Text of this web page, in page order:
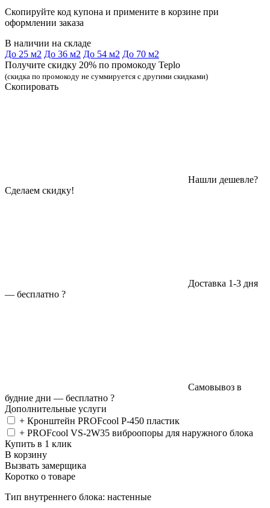
Скопируйте код купона и примените в корзине при
оформлении заказа
В наличии на складе
До 25 м2 До 36 м2 До 54 м2 До 70 м2
Получите скидку 20% по промокоду Teplo
(скидка по промокоду не суммируется с другими скидками)
Скопировать
Нашли дешевле?
Сделаем скидку!
Доставка 1-3 дня
— бесплатно ?
Самовывоз в
будние дни — бесплатно ?
Дополнительные услуги
+ Кронштейн PROFcool P-450 пластик
+ PROFcool VS-2W35 виброопоры для наружного блока
Купить в 1 клик
В корзину
Вызвать замерщика
Коротко о товаре
Тип внутреннего блока: настенные